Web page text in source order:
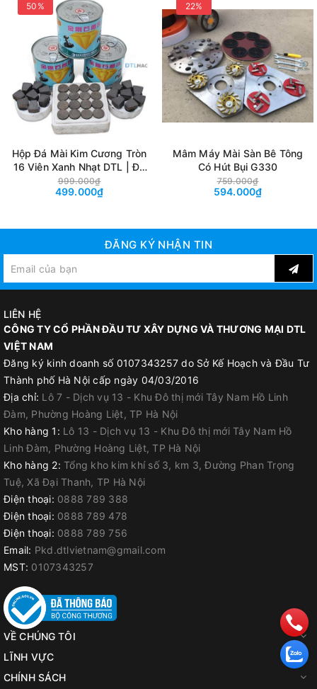
Thông tin Máy Mài Cầm Tay Đa Năng CS 8150
+ Công suất: 5800W
+ Đường kính đĩa mài: 100 - 150mm
+ Vòng quay: 3000 - 6000V/Phút
+ Trọng lượng: ~ 3.5kg
+ Điều chỉnh 5 Tốc độ
+ Chụp hút bụi có khay mài góc
50%
Hộp Đá Mài Kim Cương Tròn
16 Viên Xanh Nhạt DTL | Đá
Mài Bê Tông, Bóc Sơn Epoxy
Cho Máy Mài Sàn DMS
999.000₫
499.000₫
22%
Mâm Máy Mài Sàn Bê Tông
Có Hút Bụi G330
759.000₫
594.000₫
ĐĂNG KÝ NHẬN TIN
LIÊN HỆ
CÔNG TY CỔ PHẦN ĐẦU TƯ XÂY DỰNG VÀ THƯƠNG MẠI DTL
VIỆT NAM
Đăng ký kinh doanh số 0107343257 do Sở Kế Hoạch và Đầu Tư
Thành phố Hà Nội cấp ngày 04/03/2016
Địa chỉ: Lô 7 - Dịch vụ 13 - Khu Đô thị mới Tây Nam Hồ Linh
Đàm, Phường Hoàng Liệt, TP Hà Nội
Kho hàng 1: Lô 13 - Dịch vụ 13 - Khu Đô thị mới Tây Nam Hồ
Linh Đàm, Phường Hoàng Liệt, TP Hà Nội
Kho hàng 2: Tổng kho kim khí số 3, km 3, Đường Phan Trọng
Tuệ, Xã Đại Thanh, TP Hà Nội
Điện thoại: 0888 789 388
Điện thoại: 0888 789 478
Điện thoại: 0888 789 756
Email: Pkd.dtlvietnam@gmail.com
MST: 0107343257
VỀ CHÚNG TÔI
LĨNH VỰC
CHÍNH SÁCH